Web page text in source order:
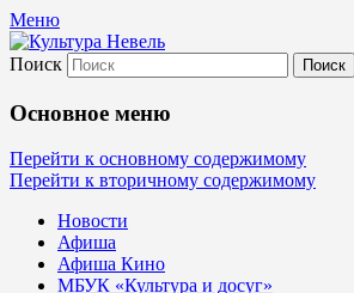
Меню
Культура Невель
МБУК Невельского
Поиск
Основное меню
Перейти к основному содержимому
Перейти к вторичному содержимому
Новости
Афиша
Афиша Кино
МБУК «Культура и досуг»